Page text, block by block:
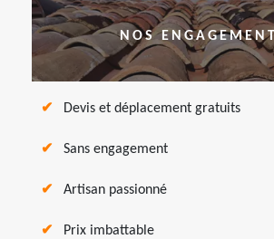
NOS
Devis et déplacement gratuits
Sans engagement
Artisan passionné
Prix imbattable